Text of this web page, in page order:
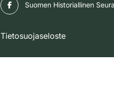
Suomen Historiallinen Seura
Tietosuojaseloste